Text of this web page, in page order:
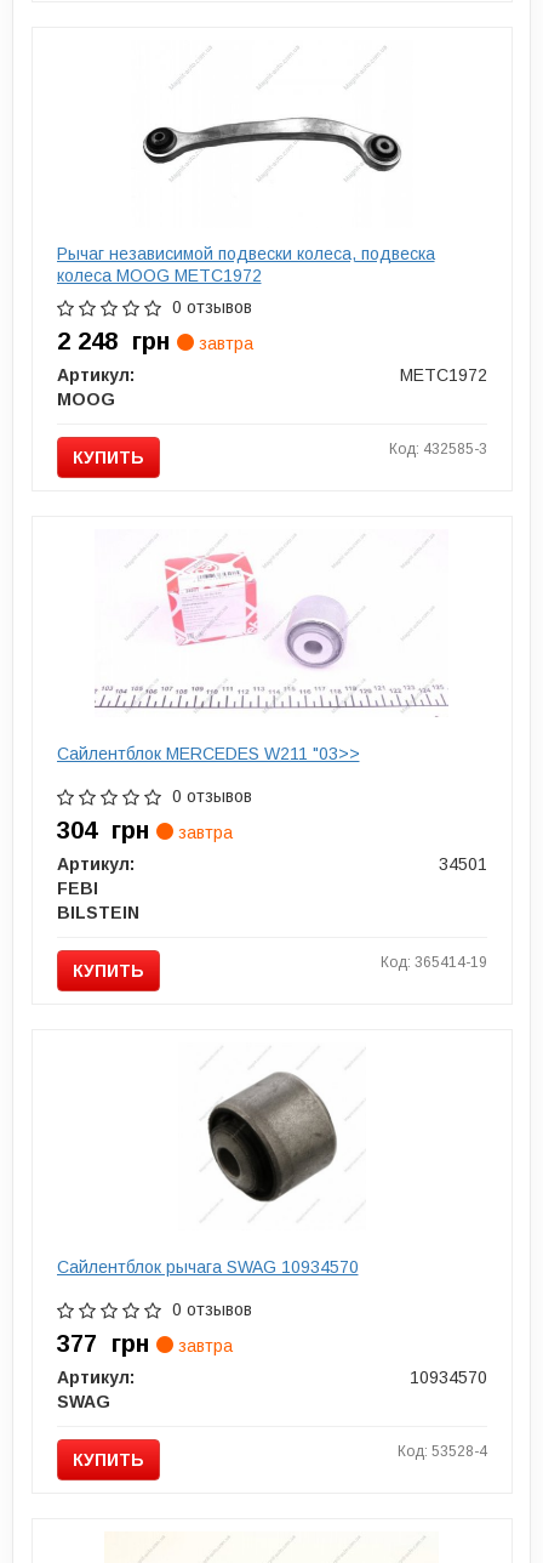
Рычаг независимой подвески колеса, подвеска
колеса MOOG METC1972
0 отзывов
2 248 грн
завтра
Артикул:
METC1972
MOOG
КУПИТЬ Код: 432585-3
Сайлентблок MERCEDES W211 "03>>
0 отзывов
304 грн
завтра
Артикул:
34501
FEBI
BILSTEIN
КУПИТЬ Код: 365414-19
Сайлентблок рычага SWAG 10934570
0 отзывов
377 грн
завтра
Артикул:
10934570
SWAG
КУПИТЬ Код: 53528-4